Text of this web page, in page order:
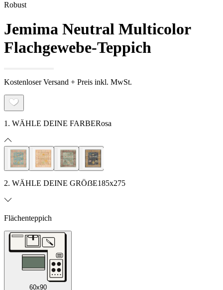
Robust
Jemima Neutral Multicolor
Flachgewebe-Teppich
Kostenloser Versand + Preis inkl. MwSt.
1. WÄHLE DEINE FARBERosa
2. WÄHLE DEINE GRÖẞE185x275
Flächenteppich
60x90